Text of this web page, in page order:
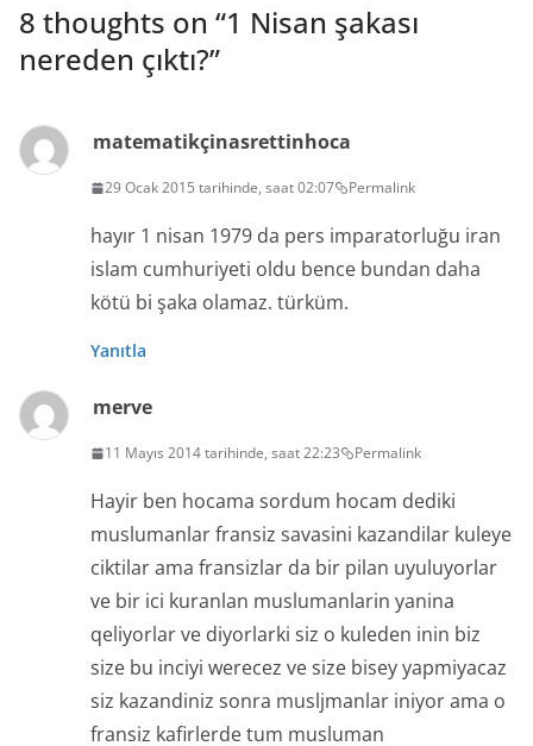
8 thoughts on “1 Nisan şakası
nereden çıktı?”
matematikçinasrettinhoca
29 Ocak 2015 tarihinde, saat 02:07 Permalink
hayır 1 nisan 1979 da pers imparatorluğu iran
islam cumhuriyeti oldu bence bundan daha
kötü bi şaka olamaz. türküm.
Yanıtla
merve
11 Mayıs 2014 tarihinde, saat 22:23 Permalink
Hayir ben hocama sordum hocam dediki
muslumanlar fransiz savasini kazandilar kuleye
ciktilar ama fransizlar da bir pilan uyuluyorlar
ve bir ici kuranlan muslumanlarin yanina
qeliyorlar ve diyorlarki siz o kuleden inin biz
size bu inciyi werecez ve size bisey yapmiyacaz
siz kazandiniz sonra musljmanlar iniyor ama o
fransiz kafirlerde tum musluman